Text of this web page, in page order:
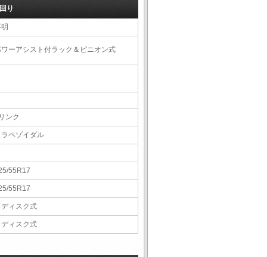
り
ーアシスト付ラック＆ピニオン式
ンク
ペゾイダル
55R17
55R17
ィスク式
ィスク式